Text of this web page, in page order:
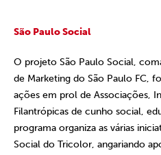
São Paulo Social
O projeto São Paulo Social,
de Marketing do São Paulo FC,
ações em prol de Associações,
Filantrópicas de cunho social,
programa organiza as várias
Social do Tricolor, angariando